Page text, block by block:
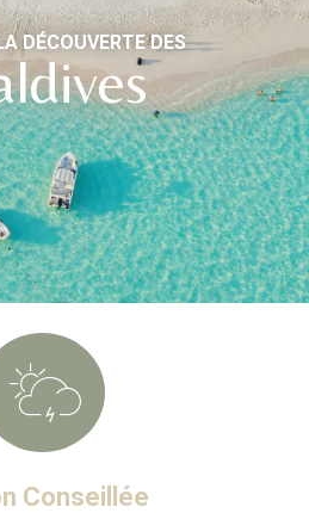
DÉCOUVERTE DES
Conseillée